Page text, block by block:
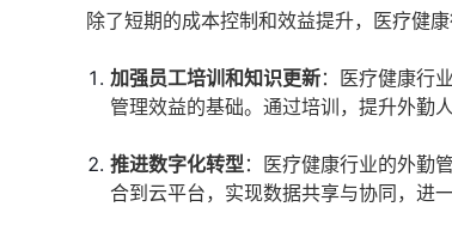
除了短期的成本控制和效益提升，医疗健
加强员工培训和知识更新：医疗健康行
管理效益的基础。通过培训，提升外勤
推进数字化转型：医疗健康行业的外勤
合到云平台，实现数据共享与协同，进